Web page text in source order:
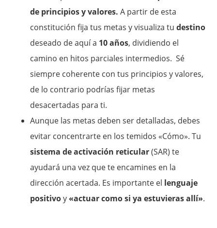
de principios y valores. A partir de esta
constitución fija tus metas y visualiza tudestino
deseado de aquí a 10 años, dividiendo el
camino en hitos parciales intermedios. Sé
siempre coherente con tus principios y valores,
de lo contrario podrías fijar metas
desacertadas para ti.
Aunque las metas deben ser detalladas, debes
evitar concentrarte en los temidos «Cómo». Tu
sistema de activación reticular(SAR) te
ayudará una vez que te encamines en la
dirección acertada. Es importante el lenguaje
positivoy«actuar como si ya estuvieras allí».